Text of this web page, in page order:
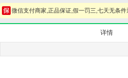
微信支付商家,正品保证,假一罚三,七天无条件
详情